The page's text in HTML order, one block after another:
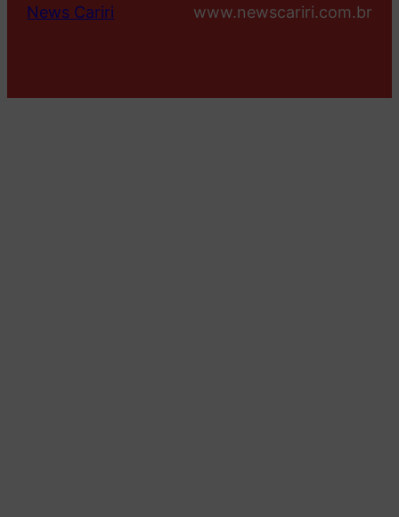
News Cariri www.newscariri.com.br